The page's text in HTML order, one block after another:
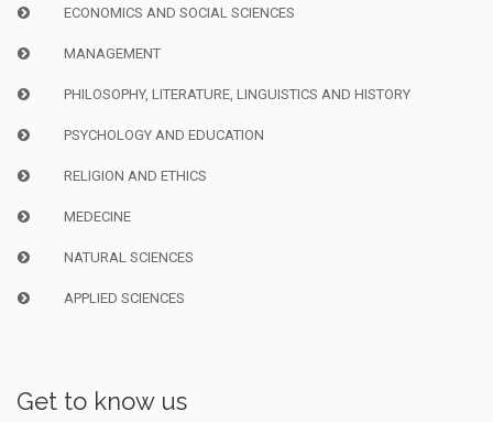
ECONOMICS AND SOCIAL SCIENCES
MANAGEMENT
PHILOSOPHY, LITERATURE, LINGUISTICS AND HISTORY
PSYCHOLOGY AND EDUCATION
RELIGION AND ETHICS
MEDECINE
NATURAL SCIENCES
APPLIED SCIENCES
Get to know us